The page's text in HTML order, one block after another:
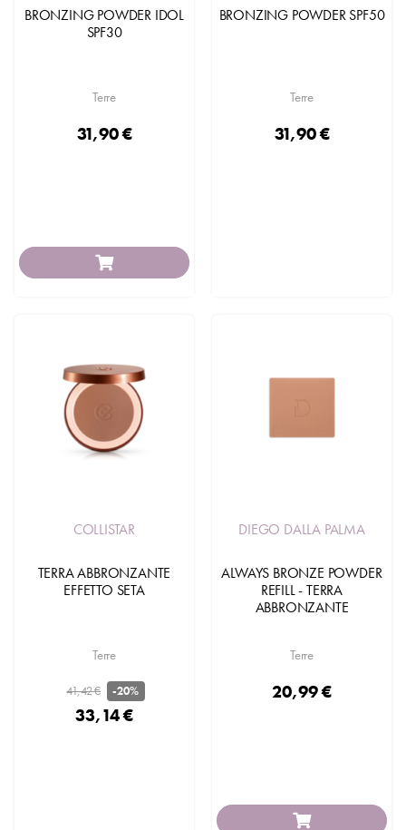
BRONZING POWDER IDOL
SPF30
Terre
31,90 €
BRONZING POWDER SPF50
Terre
31,90 €
COLLISTAR
TERRA ABBRONZANTE
EFFETTO SETA
Terre
41,42 € -20%
33,14 €
DIEGO DALLA PALMA
ALWAYS BRONZE POWDER
REFILL - TERRA
ABBRONZANTE
Terre
20,99 €